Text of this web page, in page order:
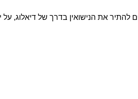
את הנישואין בדרך של דיאלוג,